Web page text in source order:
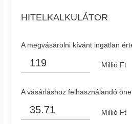
HITELKALKULÁTOR
A megvásárolni kívánt ingatlan
Millió Ft
A vásárláshoz felhasználandó
Millió Ft